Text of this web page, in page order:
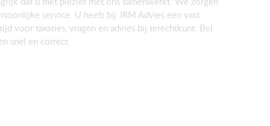
service. U heeft bij JRM Advies een vast
voor taxaties, vragen en advies bij terechtkunt. Bel
snel en correct.